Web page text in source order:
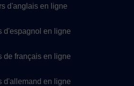
d'anglais en ligne
d'espagnol en ligne
de français en ligne
d'allemand en ligne